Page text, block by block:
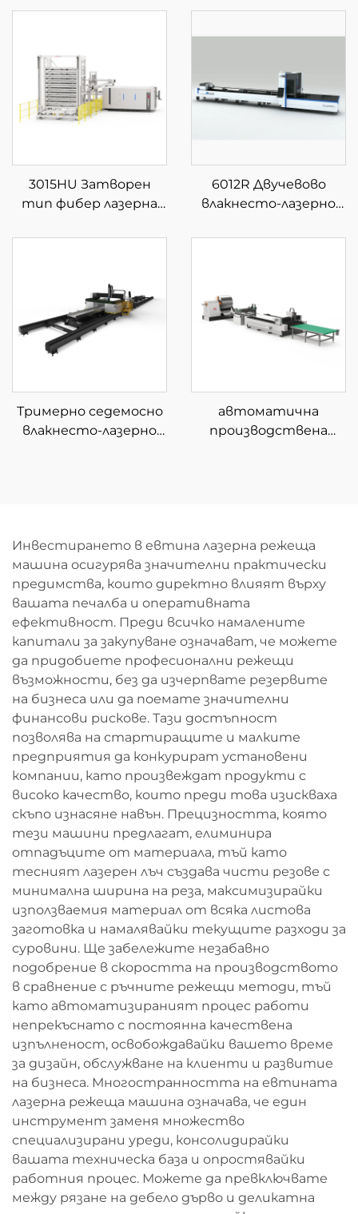
3015HU Затворен
тип фибер лазерна
автоматично
разтоварване на
материали
6012R Двучевово
влакнесто-лазерно
рязане на тръби
Тримерно седемосно
влакнесто-лазерно
автоматична
производствена
Инвестирането в евтина лазерна режеща
машина осигурява значителни практически
предимства, които директно влияят върху
вашата печалба и оперативната
ефективност. Преди всичко намалените
капитали за закупуване означават, че можете
да придобиете професионални режещи
възможности, без да изчерпвате резервите
на бизнеса или да поемате значителни
финансови рискове. Тази достъпност
позволява на стартиращите и малките
предприятия да конкурират установени
компании, като произвеждат продукти с
високо качество, които преди това изискваха
скъпо изнасяне навън. Прецизността, която
тези машини предлагат, елиминира
отпадъците от материала, тъй като
тесният лазерен лъч създава чисти резове с
минимална ширина на реза, максимизирайки
използваемия материал от всяка листова
заготовка и намалявайки текущите разходи за
суровини. Ще забележите незабавно
подобрение в скоростта на производството
в сравнение с ръчните режещи методи, тъй
като автоматизираният процес работи
непрекъснато с постоянна качествена
изпълненост, освобождавайки вашето време
за дизайн, обслужване на клиенти и развитие
на бизнеса. Многостранността на евтината
лазерна режеща машина означава, че един
инструмент заменя множество
специализирани уреди, консолидирайки
вашата техническа база и опростявайки
работния процес. Можете да превключвате
между рязане на дебело дърво и деликатна